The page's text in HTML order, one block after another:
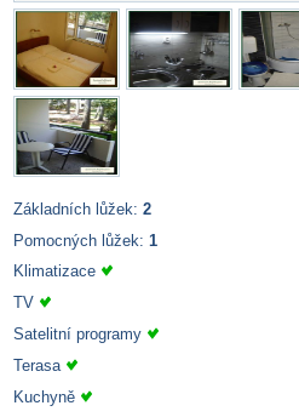
Základních lůžek: 2
Pomocných lůžek: 1
Klimatizace
TV
Satelitní programy
Terasa
Kuchyně